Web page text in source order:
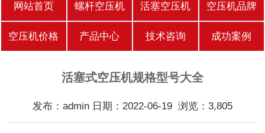
网站首页 螺杆空压机 活塞空压机 空压机品牌
空压机价格 产品中心 技术咨询 成功案例
活塞式空压机规格型号大全
发布：admin 日期：2022-06-19 浏览：3,805